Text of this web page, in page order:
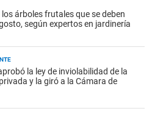
árboles frutales que se deben
según expertos en jardinería
la ley de inviolabilidad de la
y la giró a la Cámara de